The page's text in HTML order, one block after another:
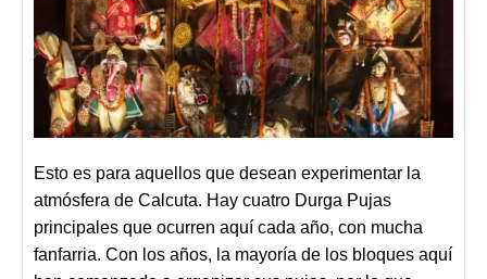
Esto es para aquellos que desean experimentar la
atmósfera de Calcuta. Hay cuatro Durga Pujas
principales que ocurren aquí cada año, con mucha
fanfarria. Con los años, la mayoría de los bloques aquí